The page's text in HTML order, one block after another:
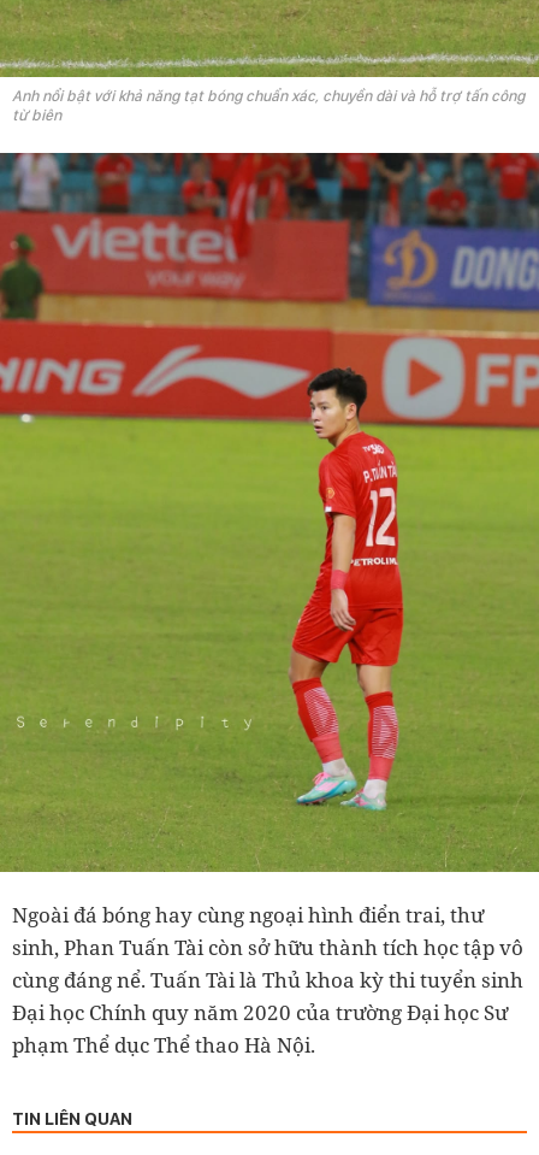
Anh nổi bật với khả năng tạt bóng chuẩn xác, chuyền dài và hỗ trợ tấn công
từ biên
Ngoài đá bóng hay cùng ngoại hình điển trai, thư
sinh, Phan Tuấn Tài còn sở hữu thành tích học tập vô
cùng đáng nể. Tuấn Tài là Thủ khoa kỳ thi tuyển sinh
Đại học Chính quy năm 2020 của trường Đại học Sư
phạm Thể dục Thể thao Hà Nội.
TIN LIÊN QUAN